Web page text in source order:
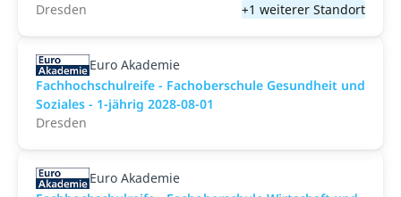
Dresden
+1 weiterer Standort
Euro Akademie
Fachhochschulreife - Fachoberschule Gesundheit und
Soziales - 1-jährig 2028-08-01
Dresden
Euro Akademie